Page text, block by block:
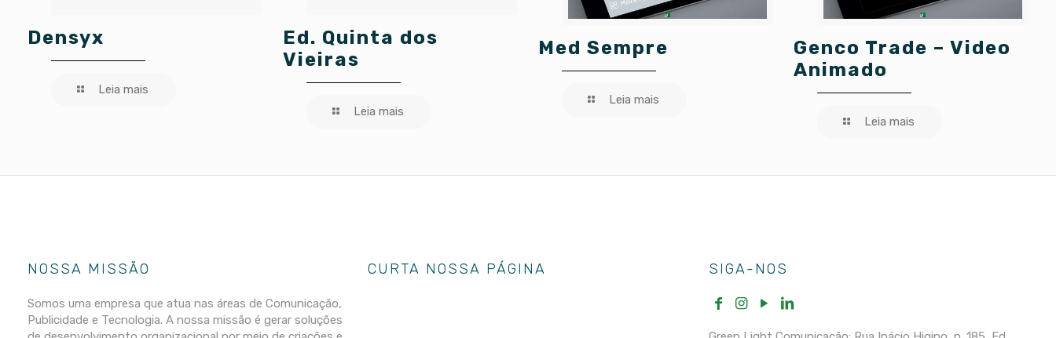
Densyx
Leia mais
Ed. Quinta dos
Vieiras
Leia mais
Med Sempre
Leia mais
Genco Trade – Video
Animado
Leia mais
NOSSA MISSÃO
Somos uma empresa que atua nas áreas de Comunicação,
Publicidade e Tecnologia. A nossa missão é gerar soluções
CURTA NOSSA PÁGINA SIGA-NOS